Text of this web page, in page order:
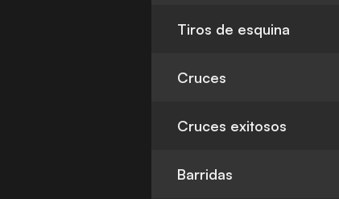
Tiros de esquina
Cruces
Cruces exitosos
Barridas